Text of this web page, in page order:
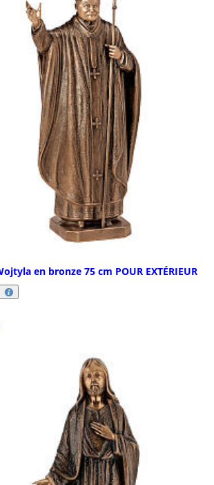
en bronze 75 cm POUR EXTÉRIEUR